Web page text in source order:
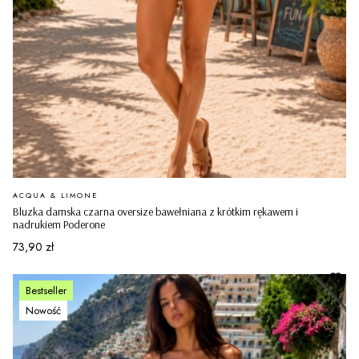
Bluzka damska czarna oversize bawełniana z krótkim rękawem i
nadrukiem Poderone
PRODUCENT
ACQUA & LIMONE
Cena
73,90 zł
Bestseller
Nowość